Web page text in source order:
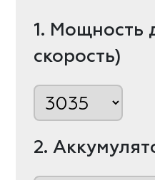
1. Мощность
скорость)
2.